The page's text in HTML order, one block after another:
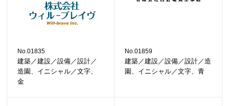
No.01835
建築／建設／設備／設計／
造園、イニシャル／文字、
金
No.01859
建築／建設／設備／設計／造
園、イニシャル／文字、青